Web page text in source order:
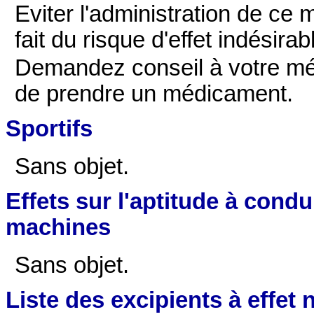
Eviter l'administration de ce
fait du risque d'effet
Demandez conseil à votre
de prendre un médicament.
Sportifs
Sans objet.
Effets sur l'aptitude à
machines
Sans objet.
Liste des excipients à effet